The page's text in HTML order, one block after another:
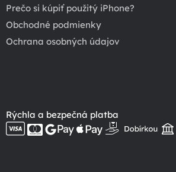
Prečo si kúpiť použitý iPhone?
Obchodné podmienky
Ochrana osobných údajov
Rýchla a bezpečná platba